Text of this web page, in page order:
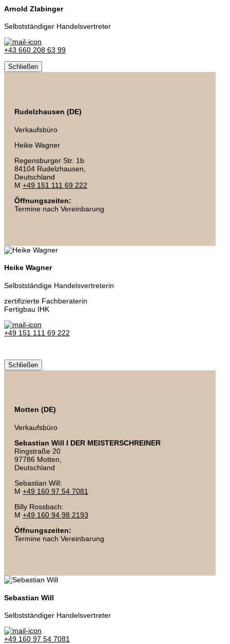
Arnold Zlabinger
Selbstständiger Handelsvertreter
+43 660 208 63 99
Schließen
Rudelzhausen (DE)
Verkaufsbüro
Heike Wagner
Regensburger Str. 1b
84104 Rudelzhausen,
Deutschland
M +49 151 111 69 222
Öffnungszeiten:
Termine nach Vereinbarung
Heike Wagner
Selbstständige Handelsvertreterin
zertifizierte Fachberaterin
Fertigbau IHK
+49 151 111 69 222
Schließen
Motten (DE)
Verkaufsbüro
Sebastian Will I DER MEISTERSCHREINER
Ringstraße 20
97786 Motten,
Deutschland
Sebastian Will:
M +49 160 97 54 7081
Billy Rossbach:
M +49 160 94 98 2193
Öffnungszeiten:
Termine nach Vereinbarung
Sebastian Will
Selbstständiger Handelsvertreter
+49 160 97 54 7081